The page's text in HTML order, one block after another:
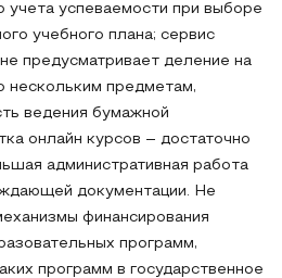
учета успеваемости при выборе
учебного плана; сервис
предусматривает деление на
нескольким предметам,
ведения бумажной
онлайн курсов – достаточно
административная работа
документации. Не
финансирования
программ,
программ в государственное